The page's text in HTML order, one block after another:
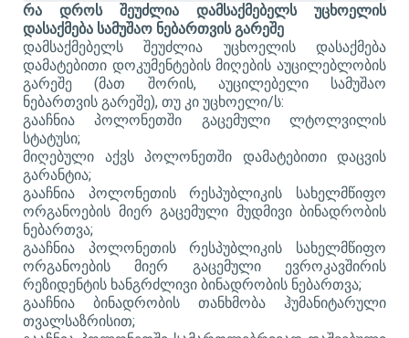
რა დროს შეუძლია დამსაქმებელს უცხოელის
დასაქმება სამუშაო ნებართვის გარეშე
დამსაქმებელს შეუძლია უცხოელის დასაქმება
დამატებითი დოკუმენტების მიღების აუცილებლობის
გარეშე (მათ შორის, აუცილებელი სამუშაო
ნებართვის გარეშე), თუ კი უცხოელი/ს:
გააჩნია პოლონეთში გაცემული ლტოლვილის
სტატუსი;
მიღებული აქვს პოლონეთში დამატებითი დაცვის
გარანტია;
გააჩნია პოლონეთის რესპუბლიკის სახელმწიფო
ორგანოების მიერ გაცემული მუდმივი ბინადრობის
ნებართვა;
გააჩნია პოლონეთის რესპუბლიკის სახელმწიფო
ორგანოების მიერ გაცემული ევროკავშირის
რეზიდენტის ხანგრძლივი ბინადრობის ნებართვა;
გააჩნია ბინადრობის თანხმობა ჰუმანიტარული
თვალსაზრისით;